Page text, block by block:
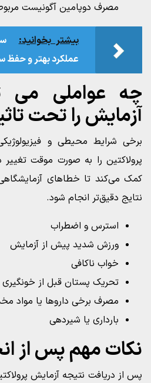
مصرف دوپامین آگونیست
بیشتر بخوانید:
عملکرد بهتر و حفظ
چه عواملی می‌
آزمایش را تحت
برخی شرایط محیطی و
پرولاکتین را به صورت موقت
کمک می‌کند تا خطاهای
نتایج دقیق‌تر انجام شود.
استرس و اضطراب
ورزش شدید پیش از آزمایش
خواب ناکافی
تحریک پستان قبل از خونگیری
مصرف برخی داروها یا مواد
بارداری یا شیردهی
نکات مهم پس از
پس از دریافت نتیجه آزمایش